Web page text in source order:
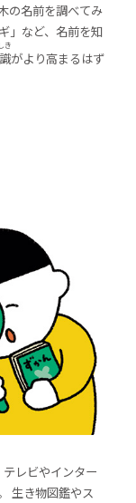
の名前を調べてみ
」など、名前を知
識
しき
がより高まるはず
レビやインター
生き物図鑑やス